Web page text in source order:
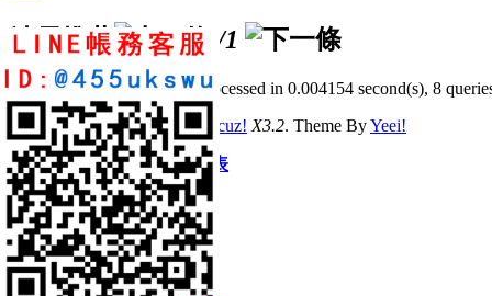
站長推薦 /1
GMT+8, 2026-8-7 07:23, Processed in 0.004154 second(s), 8
© 2001-2011 Powered byDiscuz! X3.2. Theme ByYeei!
快速回復 返回頂部 返回列表